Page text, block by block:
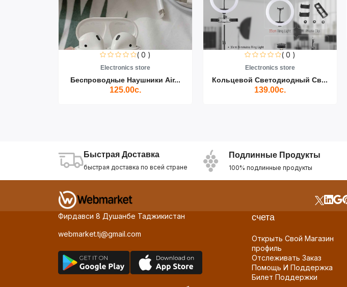
( 0 )
Electronics store
Беспроводные Наушники Air...
125.00с.
( 0 )
Electronics store
Кольцевой Светодиодный Св...
139.00с.
Быстрая Доставка
быстрая доставка по всей стране
Подлинные Продукты
100% подлинные продукты
Фирдавси 8 Душанбе Таджикистан
webmarket.tj@gmail.com
счета
Открыть Свой Магазин
профиль
Отслеживать Заказ
Помощь И Поддержка
Билет Поддержки